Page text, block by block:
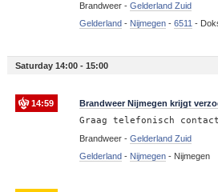
Brandweer - Gelderland Zuid
Gelderland - Nijmegen- 6511-
Saturday 14:00 - 15:00
14:59 Brandweer Nijmegen krijgt
Graag telefonisch contact
Brandweer - Gelderland Zuid
Gelderland - Nijmegen- Nijmegen